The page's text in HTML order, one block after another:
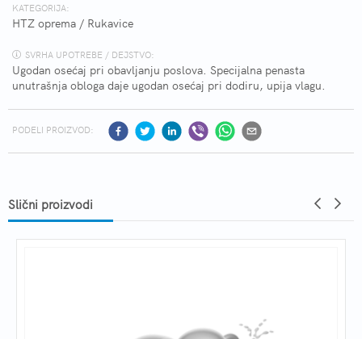
KATEGORIJA:
HTZ oprema / Rukavice
SVRHA UPOTREBE / DEJSTVO:
Ugodan osećaj pri obavljanju poslova. Specijalna penasta
unutrašnja obloga daje ugodan osećaj pri dodiru, upija vlagu.
PODELI PROIZVOD:
Slični proizvodi